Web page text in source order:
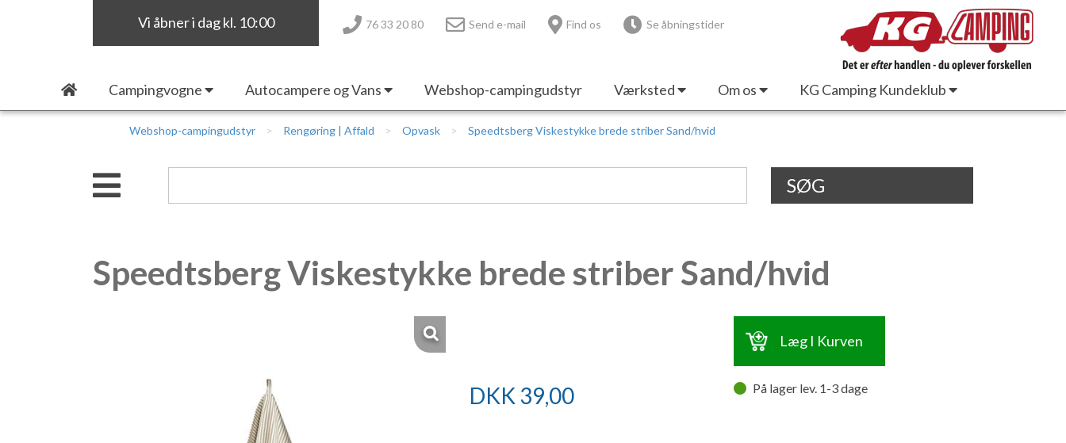
Vi åbner i dag kl. 10:00 76 33 20 80 Send e-mail Find os Se åbningstider
Campingvogne Autocampere og Vans Webshop-campingudstyr Værksted Om os KG Camping Kundeklub
Webshop-campingudstyr Rengøring | Affald Opvask Speedtsberg Viskestykke brede striber Sand/hvid
SØG
Speedtsberg Viskestykke brede striber Sand/hvid
Læg I Kurven
DKK 39,00 På lager lev. 1-3 dage